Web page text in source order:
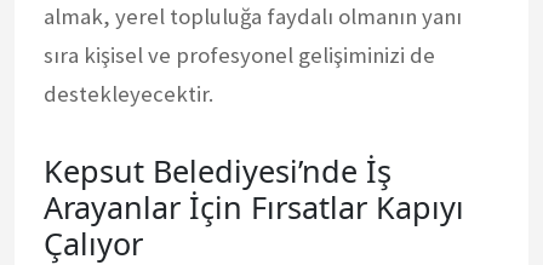
almak, yerel topluluğa faydalı olmanın yanı
sıra kişisel ve profesyonel gelişiminizi de
destekleyecektir.
Kepsut Belediyesi’nde İş
Arayanlar İçin Fırsatlar Kapıyı
Çalıyor